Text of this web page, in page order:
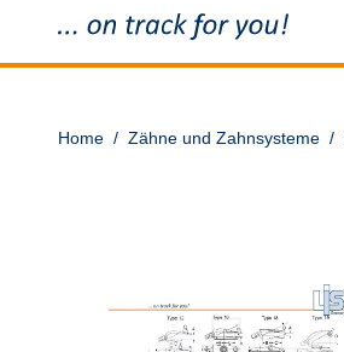
Home / Zähne und Zahnsysteme /